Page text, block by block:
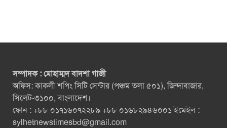
সম্পাদক : মোহাম্মদ বাদশা গাজী
অফিস: কাকলী শপিং সিটি সেন্টার (পঞ্চম তলা ৫০১), জিন্দাবাজার,
সিলেট-৩১০০, বাংলাদেশ।
ফোন : +৮৮ ০১৭১৬০৭২২৮৯ +৮৮ ০১৬৮২৯৪৬০০১ ইমেইল :
sylhetnewstimesbd@gmail.com